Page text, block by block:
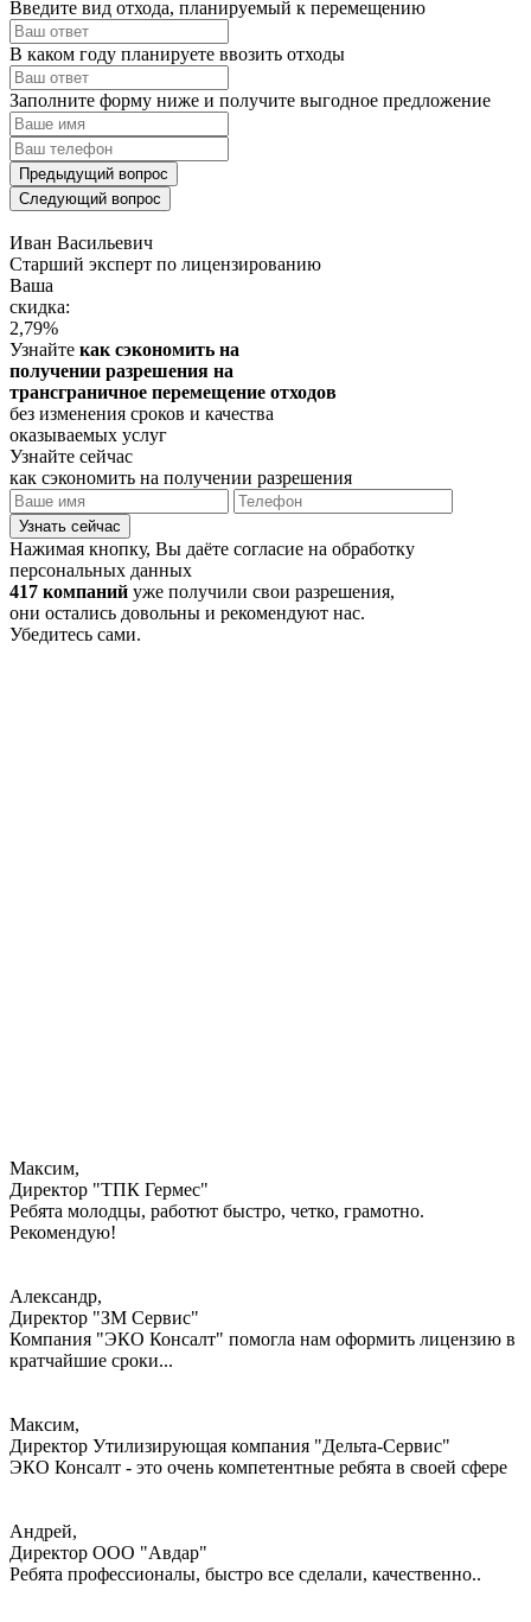
Введите вид отхода, планируемый к перемещению
В каком году планируете ввозить отходы
Заполните форму ниже и получите выгодное предложение
Предыдущий вопрос
Следующий вопрос
Иван Васильевич
Cтарший эксперт по лицензированию
Ваша
скидка:
2,79%
Узнайте как сэкономить на
получении разрешения на
трансграничное перемещение отходов
без изменения сроков и качества
оказываемых услуг
Узнайте сейчас
как сэкономить на получении разрешения
Узнать сейчас
Нажимая кнопку, Вы даёте согласие на обработку
персональных данных
417 компаний уже получили свои разрешения,
они остались довольны и рекомендуют нас.
Убедитесь сами.
Максим,
Директор "ТПК Гермес"
Ребята молодцы, работют быстро, четко, грамотно.
Рекомендую!
Александр,
Директор "ЗМ Сервис"
Компания "ЭКО Консалт" помогла нам оформить лицензию в
кратчайшие сроки...
Максим,
Директор Утилизирующая компания "Дельта-Сервис"
ЭКО Консалт - это очень компетентные ребята в своей сфере
Андрей,
Директор ООО "Авдар"
Ребята профессионалы, быстро все сделали, качественно..